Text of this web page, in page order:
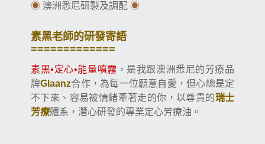
◉ 澳洲悉尼研製及調配 ◉
素黑老師的研發寄語
=============
素黑•定心•能量噴霧 ，是我跟澳洲悉尼的芳療品
牌Glaanz合作，為每一位願意自愛，但心總是定
不下來、容易被情緒牽著走的你，以尊貴的瑞士
芳療體系，潛心研發的專業定心芳療油。